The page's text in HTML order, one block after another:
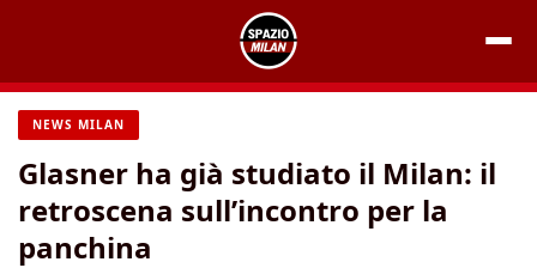
contenuto
NEWS MILAN
Glasner ha già studiato il Milan: il
retroscena sull’incontro per la
panchina